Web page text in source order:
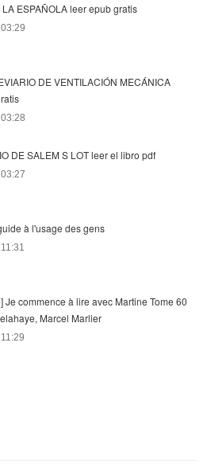
LA ESPAÑOLA leer epub gratis
DE VENTILACIÓN MECÁNICA
DE SALEM S LOT leer el libro pdf
à l'usage des gens
Je commence à lire avec Martine Tome 60
Marcel Marlier